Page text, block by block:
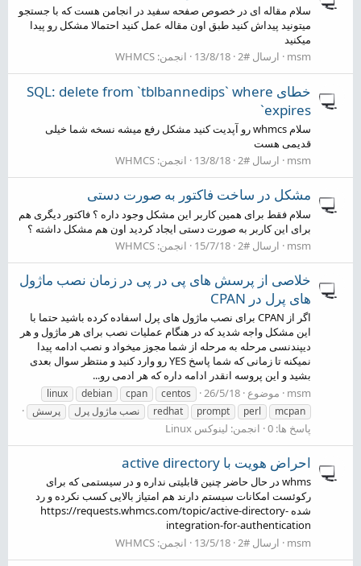
سلام مقاله ای در خصوص صفحه سفید در انجامن هست که با جستجو
میتونید پیداش کنید طبق اون مقاله عمل کنید احتمالا مشکل رو پیدا
میکنید
msm
ارسال #2 13/8/18 انجمن: WHMCS
خطای SQL: delete from `tblbannedips` where
`expires
سلام whmcs رو آپدیت کنید مشکل رفع میشه نسخه شما خیلی
قدیمی هست
msm
ارسال #2 13/8/18 انجمن: WHMCS
مشکل در ساخت فاکتور به صورت دستی
سلام فقط برای همین کاربر این مشکل وجود داره ؟ فاکتور دیگری هم
برای این کاربر به صورت دستی ایجاد کردید اون هم مشکل داشته ؟
msm
ارسال #2 15/7/18 انجمن: WHMCS
خلاصی از پرسش های پی در پی در زمان نصب ماژول
های پرل در CPAN
اگر از CPAN برای نصب ماژول های پرل اسفاده کرده باشید حتما با
این مشکل واجه شدید که در هنگام عملیات نصب برای هر ماژول و هر
دیپندنسی مرحله به مرحله از شما مجوز میخواد و نصب ادامه پیدا
نمیکنه تا زمانی که شما پاسخ YES رو وارد کنید و منتظر سوال بعدی
بشید و این پروسه انقدر ادامه داره که هر ادمی رو...
msm
موضوع 26/5/18
centos
cpan
debian
linux
mcpan
perl
prompt
redhat نصب ماژول پرل پرسش
پاسخ ها: 0 انجمن: لینوکس Linux
احراض هویت با active directory
whms در حال حاضر چنین قابلیتی نداره و در سیستمی که برای
رکوئست امکانات سیستم دارند هم امتیاز بالایی کسب نکرده و رد
شده https://requests.whmcs.com/topic/active-directory-
integration-for-authentication
msm
ارسال #2 13/5/18 انجمن: WHMCS